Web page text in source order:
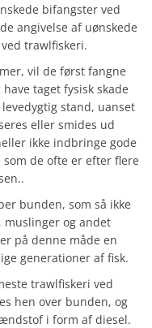
bifangster ved
angivelse af uønskede
trawlfiskeri.
vil de først fangne
taget fysisk skade
stand, uanset
eller smides ud
ikke indbringe gode
de ofte er efter flere
bunden, som så ikke
muslinger og andet
på denne måde en
generationer af fisk.
trawlfiskeri ved
hen over bunden, og
i form af diesel.